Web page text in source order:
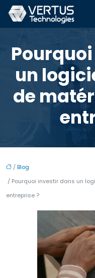
un
de
/Blog
/ Pourquoi investir dans un
entreprise ?